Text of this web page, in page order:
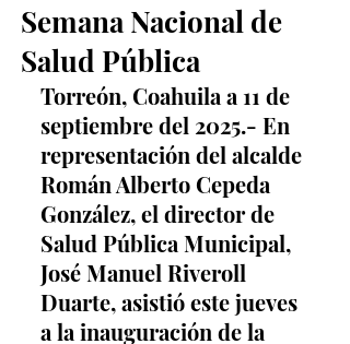
Semana Nacional de
Salud Pública
Torreón, Coahuila a 11 de
septiembre del 2025.- En
representación del alcalde
Román Alberto Cepeda
González, el director de
Salud Pública Municipal,
José Manuel Riveroll
Duarte, asistió este jueves
a la inauguración de la